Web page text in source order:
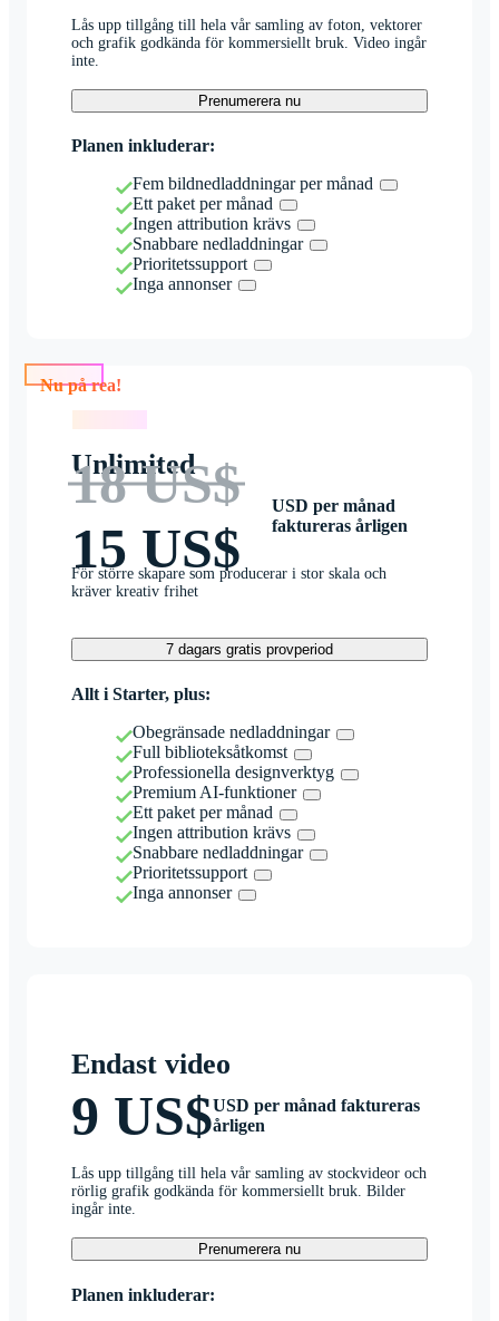
Lås upp tillgång till hela vår samling av foton, vektorer
och grafik godkända för kommersiellt bruk. Video ingår
inte.
Prenumerera nu
Planen inkluderar:
Fem bildnedladdningar per månad
Ett paket per månad
Ingen attribution krävs
Snabbare nedladdningar
Prioritetssupport
Inga annonser
Nu på rea!
Unlimited
18 US$
15 US$
USD per månad
faktureras årligen
För större skapare som producerar i stor skala och
kräver kreativ frihet
7 dagars gratis provperiod
Allt i Starter, plus:
Obegränsade nedladdningar
Full biblioteksåtkomst
Professionella designverktyg
Premium AI-funktioner
Ett paket per månad
Ingen attribution krävs
Snabbare nedladdningar
Prioritetssupport
Inga annonser
Endast video
9 US$USD per månad faktureras
årligen
Lås upp tillgång till hela vår samling av stockvideor och
rörlig grafik godkända för kommersiellt bruk. Bilder
ingår inte.
Prenumerera nu
Planen inkluderar: